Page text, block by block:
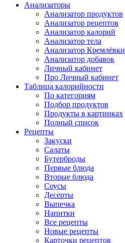
Анализаторы
Анализатор продуктов
Анализатор рецептов
Анализатор калорий
Анализатор тела
Анализатор Кремлёвки
Анализатор добавок
Личный кабинет
Про Личный кабинет
Таблица калорийности
По категориям
Подбор продуктов
Продукты в картинках
Полный список
Рецепты
Закуски
Салаты
Бутерброды
Первые блюда
Вторые блюда
Соусы
Десерты
Выпечка
Напитки
Все рецепты
Новые рецепты
Карточки рецептов